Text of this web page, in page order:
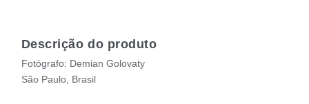
Descrição do produto
Fotógrafo: Demian Golovaty
São Paulo, Brasil